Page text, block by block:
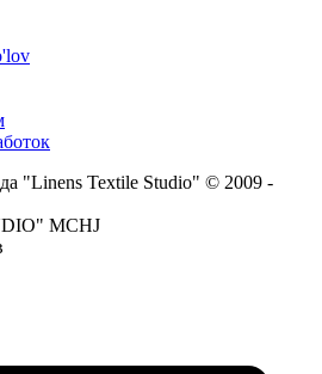
"Linens Textile Studio" © 2009 -
MCHJ